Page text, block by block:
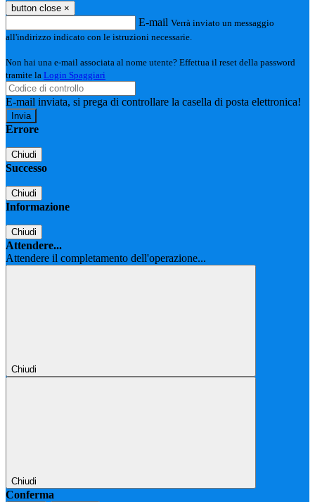
button close ×
E-mail Verrà inviato un messaggio
all'indirizzo indicato con le istruzioni necessarie.
Non hai una e-mail associata al nome utente? Effettua il reset della password
tramite la Login Spaggiari
E-mail inviata, si prega di controllare la casella di posta elettronica!
Errore
Chiudi
Successo
Chiudi
Informazione
Chiudi
Attendere...
Attendere il completamento dell'operazione...
Chiudi
Chiudi
Conferma